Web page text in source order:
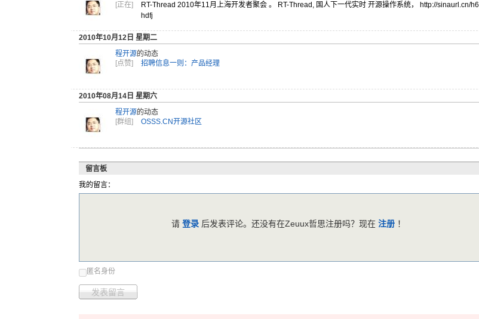
[正在]
RT-Thread 2010年11月上海开发者聚会 。 RT-Thread, 国人下一代实时 开源操作系统， http://sinaurl.cn/h6
hdfj
2010年10月12日 星期二
程开源的动态
[点赞]
招聘信息一则：产品经理
2010年08月14日 星期六
程开源的动态
[群组]
OSSS.CN开源社区
留言板
我的留言：
匿名身份
发表留言
请登录 后发表评论。还没有在Zeuux哲思注册吗？现在注册 ！